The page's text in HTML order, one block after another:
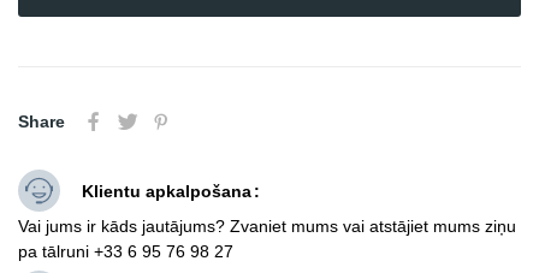
Share
Klientu apkalpošana
Vai jums ir kāds jautājums? Zvaniet mums vai atstājiet mums ziņu
pa tālruni +33 6 95 76 98 27